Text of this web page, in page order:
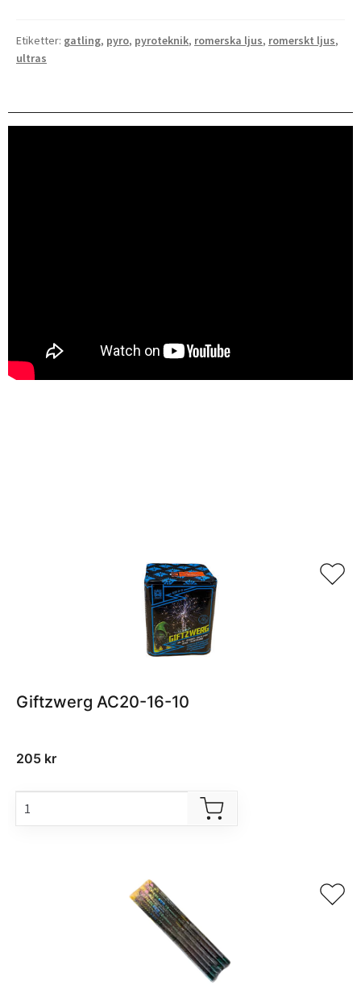
Etiketter: gatling, pyro, pyroteknik, romerska ljus, romerskt ljus,
ultras
Giftzwerg AC20-16-10
205 kr